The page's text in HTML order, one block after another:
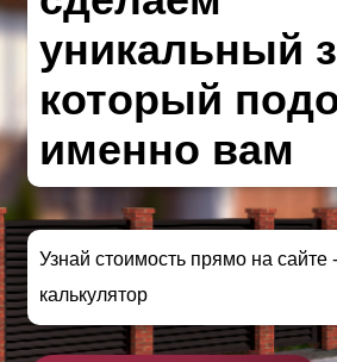
уникальный
который
именно вам
Узнай стоимость прямо на сайте
калькулятор